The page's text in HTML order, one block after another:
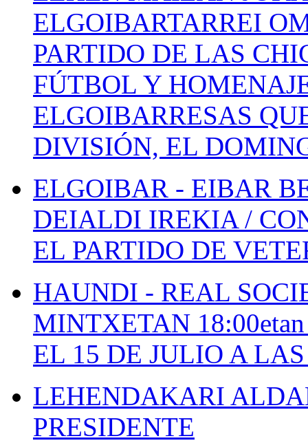
ELGOIBARTARREI
PARTIDO DE LAS
FÚTBOL Y
ELGOIBARRESAS
DIVISIÓN, EL
ELGOIBAR - EIBAR
DEIALDI IREKIA /
EL PARTIDO DE
HAUNDI - REAL
MINTXETAN
EL 15 DE JULIO A
LEHENDAKARI
PRESIDENTE